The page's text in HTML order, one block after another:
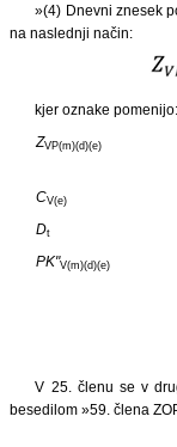
»(4) Dnevni znesek
na naslednji način:
kjer oznake pomenijo:
ZVP(m)(d)(e)
CV(e)
Dt
PK"V(m)(d)(e)
V 25. členu se v
besedilom »59. člena